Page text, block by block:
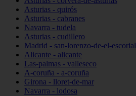
Asturias - quirós
Asturias - cabranes
Navarra - tudela
Asturias - cudillero
Madrid - san-lorenzo-de-el-escorial
Alicante - alicante
Las-palmas - valleseco
A-coruña - a-coruña
Girona - lloret-de-mar
Navarra - lodosa